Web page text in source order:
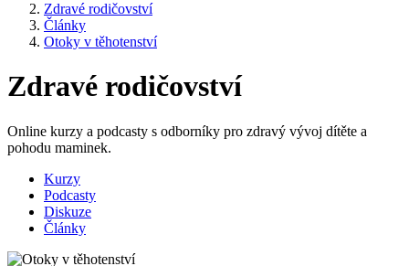
Zdravé rodičovství
Články
Otoky v těhotenství
Zdravé rodičovství
Online kurzy a podcasty s odborníky pro zdravý vývoj dítěte a
pohodu maminek.
Kurzy
Podcasty
Diskuze
Články